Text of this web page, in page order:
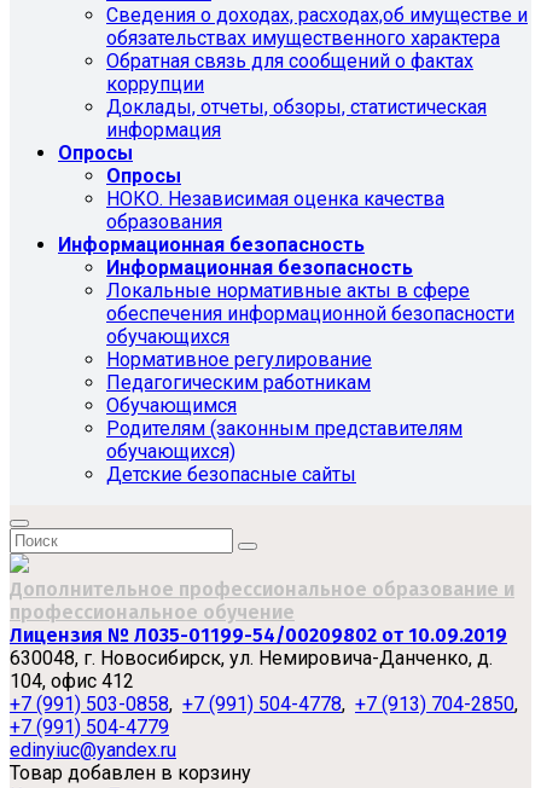
Сведения о доходах, расходах,об имуществе и
обязательствах имущественного характера
Обратная связь для сообщений о фактах
коррупции
Доклады, отчеты, обзоры, статистическая
информация
Опросы
Опросы
НОКО. Независимая оценка качества
образования
Информационная безопасность
Информационная безопасность
Локальные нормативные акты в сфере
обеспечения информационной безопасности
обучающихся
Нормативное регулирование
Педагогическим работникам
Обучающимся
Родителям (законным представителям
обучающихся)
Детские безопасные сайты
Дополнительное профессиональное образование и
профессиональное обучение
Лицензия № Л035-01199-54/00209802 от 10.09.2019
630048, г. Новосибирск, ул. Немировича-Данченко, д.
104, офис 412
+7 (991) 503-0858, +7 (991) 504-4778, +7 (913) 704-2850,
+7 (991) 504-4779
edinyiuc@yandex.ru
Товар добавлен в корзину